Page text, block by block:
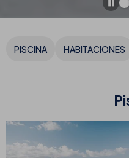
PISCINA HABITACIONES